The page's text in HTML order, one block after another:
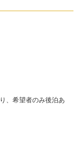
、希望者のみ後泊あ